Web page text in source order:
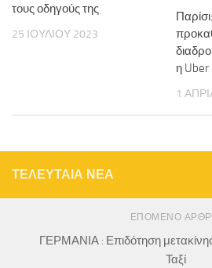
τους οδηγούς της
25 ΙΟΥΛΊΟΥ 2023
η Uber
1
ΤΕΛΕΥΤΑΙΑ ΝΕΑ
ΕΠΌΜΕΝΟ
ΓΕΡΜΑΝΙΑ : Επιδότηση
Ταξί